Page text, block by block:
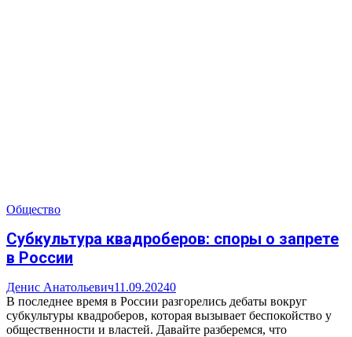
Общество
Субкультура квадроберов: споры о запрете
в России
Денис Анатольевич11.09.20240
В последнее время в России разгорелись дебаты вокруг
субкультуры квадроберов, которая вызывает беспокойство у
общественности и властей. Давайте разберемся, что